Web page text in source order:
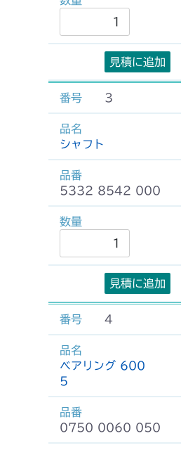
見積に追加
3
シャフト
5332 8542 000
見積に追加
4
ベアリング 600
5
0750 0060 050